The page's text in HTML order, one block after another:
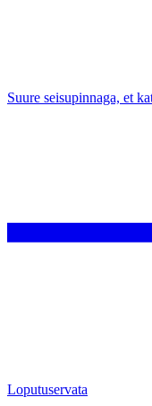
Suure seisupinnaga, et
Loputuservata